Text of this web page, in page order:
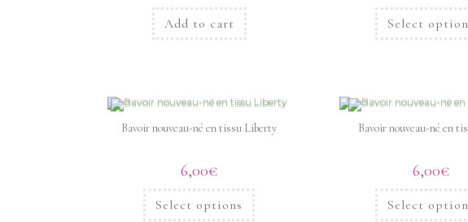
Add to cart Select
Bavoir nouveau-né en tissu Liberty
6,00€
Select options
Bavoir nouveau-né en
6,00€
Select